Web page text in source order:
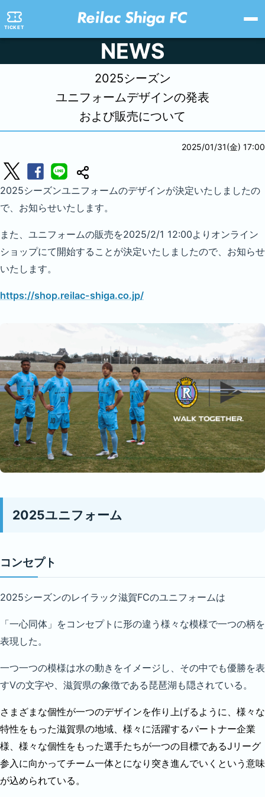
TICKET
NEWS
2025シーズン
ユニフォームデザインの発表
および販売について
2025/01/31(金) 17:00
2025シーズンユニフォームのデザインが決定いたしましたの
で、お知らせいたします。
また、ユニフォームの販売を2025/2/1 12:00よりオンライン
ショップにて開始することが決定いたしましたので、お知らせ
いたします。
https://shop.reilac-shiga.co.jp/
2025ユニフォーム
コンセプト
2025シーズンのレイラック滋賀FCのユニフォームは
「一心同体」をコンセプトに形の違う様々な模様で一つの柄を
表現した。
一つ一つの模様は水の動きをイメージし、その中でも優勝を表
すVの文字や、滋賀県の象徴である琵琶湖も隠されている。
さまざまな個性が一つのデザインを作り上げるように、様々な
特性をもった滋賀県の地域、様々に活躍するパートナー企業
様、様々な個性をもった選手たちが一つの目標であるJリーグ
参入に向かってチーム一体とになり突き進んでいくという意味
が込められている。